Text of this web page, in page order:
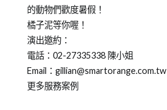
劇
團
的動物們歡度暑假！
橘子泥等你喔！
演出邀約：
電話：02-27335338 陳小姐
Email：gillian@smartorange.com.tw
更多服務案例